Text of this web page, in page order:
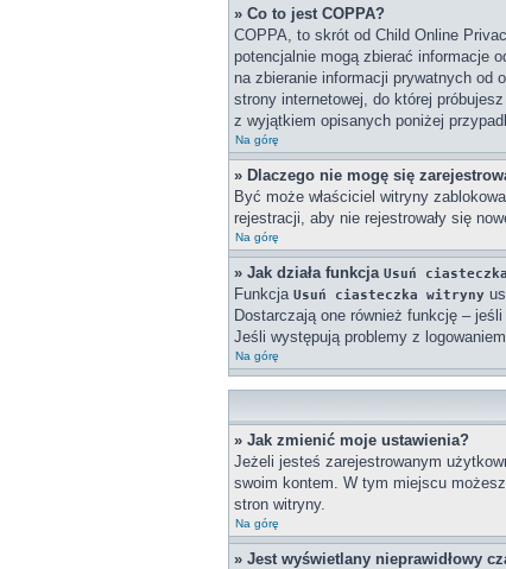
» Co to jest COPPA?
COPPA, to skrót od Child Online
potencjalnie mogą zbierać informacje
na zbieranie informacji prywatnych
strony internetowej, do której
z wyjątkiem opisanych poniżej
Na górę
» Dlaczego nie mogę się
Być może właściciel witryny
rejestracji, aby nie rejestrowały się
Na górę
» Jak działa funkcja Usuń
Funkcja Usuń ciasteczka witryny
Dostarczają one również funkcję –
Jeśli występują problemy z
Na górę
» Jak zmienić moje ustawienia?
Jeżeli jesteś zarejestrowanym
swoim kontem. W tym miejscu
stron witryny.
Na górę
» Jest wyświetlany nieprawidłowy